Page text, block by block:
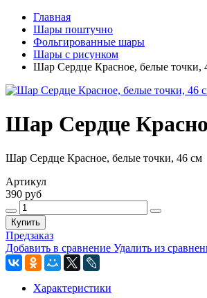
Главная
Шары поштучно
Фольгированные шары
Шары с рисунком
Шар Сердце Красное, белые точки,
Шар Сердце
Шар Сердце Красное, белые точки, 46 см
Артикул
390 руб
Купить
Предзаказ
Добавить в сравнение Удалить из
Характеристики